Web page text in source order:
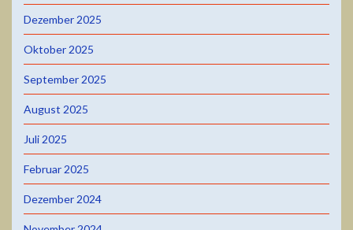
Dezember 2025
Oktober 2025
September 2025
August 2025
Juli 2025
Februar 2025
Dezember 2024